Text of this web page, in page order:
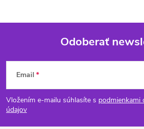
Z
á
p
Odoberať
Email
Vložením e-mailu súhlasíte s podmienkami
údajov